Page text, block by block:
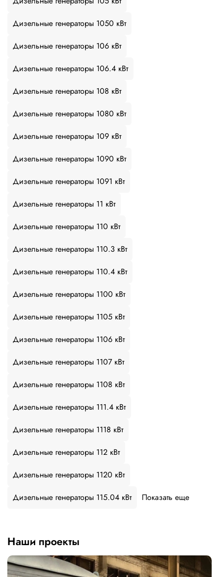
Дизельные генераторы 1050 кВт
Дизельные генераторы 106 кВт
Дизельные генераторы 106.4 кВт
Дизельные генераторы 108 кВт
Дизельные генераторы 1080 кВт
Дизельные генераторы 109 кВт
Дизельные генераторы 1090 кВт
Дизельные генераторы 1091 кВт
Дизельные генераторы 11 кВт
Дизельные генераторы 110 кВт
Дизельные генераторы 110.3 кВт
Дизельные генераторы 110.4 кВт
Дизельные генераторы 1100 кВт
Дизельные генераторы 1105 кВт
Дизельные генераторы 1106 кВт
Дизельные генераторы 1107 кВт
Дизельные генераторы 1108 кВт
Дизельные генераторы 111.4 кВт
Дизельные генераторы 1118 кВт
Дизельные генераторы 112 кВт
Дизельные генераторы 1120 кВт
Дизельные генераторы 115.04 кВт
Показать еще
Наши проекты